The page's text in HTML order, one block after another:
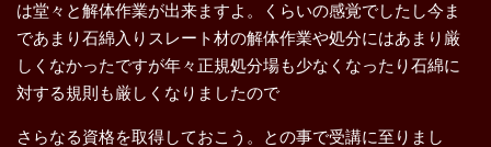
は堂々と解体作業が出来ますよ。くらいの感覚でしたし今ま
であまり石綿入りスレート材の解体作業や処分にはあまり厳
しくなかったですが年々正規処分場も少なくなったり石綿に
対する規則も厳しくなりましたので
さらなる資格を取得しておこう。との事で受講に至りまし